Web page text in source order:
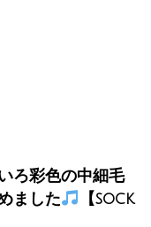
ろ彩色の中細毛
ました
【sock